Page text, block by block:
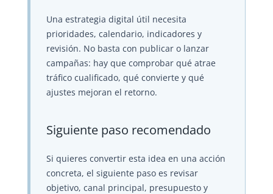
Una estrategia digital útil necesita
prioridades, calendario, indicadores y
revisión. No basta con publicar o lanzar
campañas: hay que comprobar qué atrae
tráfico cualificado, qué convierte y qué
ajustes mejoran el retorno.
Siguiente paso recomendado
Si quieres convertir esta idea en una acción
concreta, el siguiente paso es revisar
objetivo, canal principal, presupuesto y